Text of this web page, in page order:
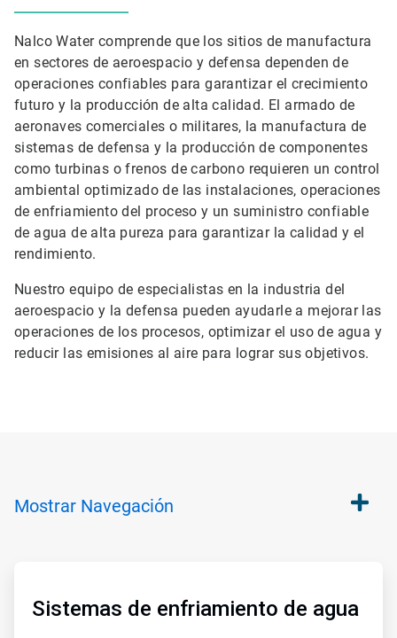
Nalco Water comprende que los sitios de manufactura
en sectores de aeroespacio y defensa dependen de
operaciones confiables para garantizar el crecimiento
futuro y la producción de alta calidad. El armado de
aeronaves comerciales o militares, la manufactura de
sistemas de defensa y la producción de componentes
como turbinas o frenos de carbono requieren un control
ambiental optimizado de las instalaciones, operaciones
de enfriamiento del proceso y un suministro confiable
de agua de alta pureza para garantizar la calidad y el
rendimiento.
Nuestro equipo de especialistas en la industria del
aeroespacio y la defensa pueden ayudarle a mejorar las
operaciones de los procesos, optimizar el uso de agua y
reducir las emisiones al aire para lograr sus objetivos.
Mostrar Navegación
Sistemas de enfriamiento de agua